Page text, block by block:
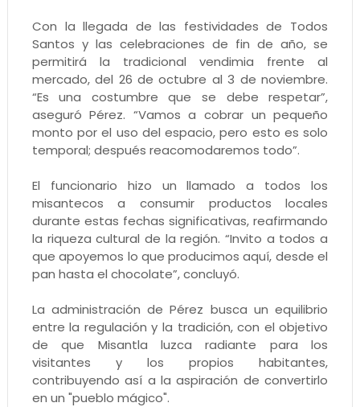
Con la llegada de las festividades de Todos
Santos y las celebraciones de fin de año, se
permitirá la tradicional vendimia frente al
mercado, del 26 de octubre al 3 de noviembre.
“Es una costumbre que se debe respetar”,
aseguró Pérez. “Vamos a cobrar un pequeño
monto por el uso del espacio, pero esto es solo
temporal; después reacomodaremos todo”.
El funcionario hizo un llamado a todos los
misantecos a consumir productos locales
durante estas fechas significativas, reafirmando
la riqueza cultural de la región. “Invito a todos a
que apoyemos lo que producimos aquí, desde el
pan hasta el chocolate”, concluyó.
La administración de Pérez busca un equilibrio
entre la regulación y la tradición, con el objetivo
de que Misantla luzca radiante para los
visitantes y los propios habitantes,
contribuyendo así a la aspiración de convertirlo
en un "pueblo mágico".